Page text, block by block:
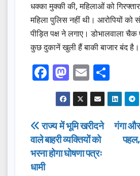
धक्का मुक्की की, महिलाओं को
महिला पुलिस नहीं थी। आरोपियों को
पीड़ित पक्ष ने लगाए। डोभालवाला चैक
कुछ दुकानें खुली हैं बाकी बाजार बंद है।
F
a
c
e
b
o
M
a
st
o
d
o
E
m
ail
h
ar
e
Post
navigation
गंगा
राज्य में भूमि खरीदने
वाले बाहरी व्यक्तियों को
भरना होगा घोषणा पत्रः
धामी